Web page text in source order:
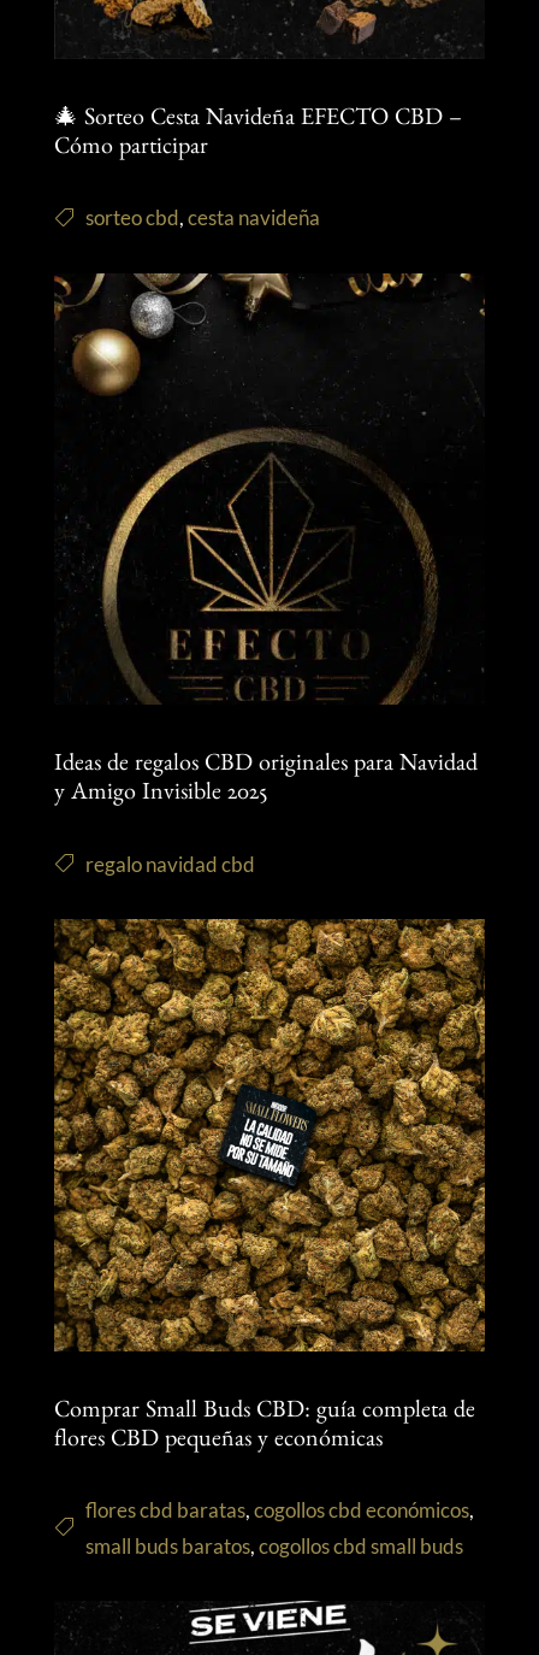
🎄 Sorteo Cesta Navideña EFECTO CBD –
Cómo participar
sorteo cbd,cesta navideña
Ideas de regalos CBD originales para Navidad
y Amigo Invisible 2025
regalo navidad cbd
Comprar Small Buds CBD: guía completa de
flores CBD pequeñas y económicas
flores cbd baratas,cogollos cbd económicos,
small buds baratos,cogollos cbd small buds